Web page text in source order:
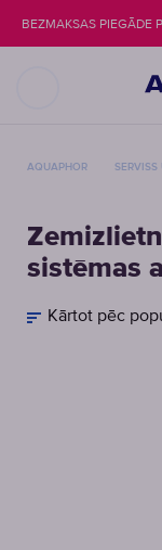
BEZMAKSAS PIEGĀDE
AQUAPHOR SERVISS
sistēmas
Kārtot pēc